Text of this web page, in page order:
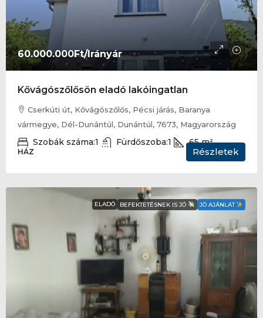
60.000.000Ft/Irányár
Kővágószőlősön eladó lakóingatlan
Cserkúti út, Kővágószőlős, Pécsi járás, Baranya
vármegye, Dél-Dunántúl, Dunántúl, 7673, Magyarország
Szobák száma:1 Fürdőszoba:1 65 m²
HÁZ Részletek
ELADÓ BEFEKTETÉSNEK IS JÓ JÓ AJÁNLAT